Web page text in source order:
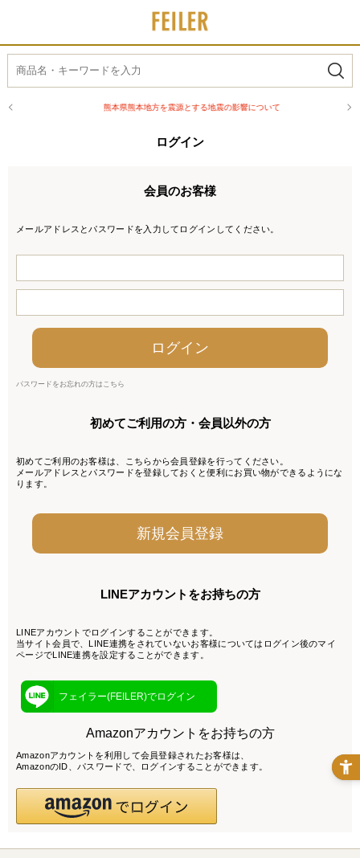
熊本県熊本地方を震源とする地震の影響について
ログイン
会員のお客様
メールアドレスとパスワードを入力してログインしてください。
パスワードをお忘れの方はこちら
初めてご利用の方・会員以外の方
初めてご利用のお客様は、こちらから会員登録を行ってください。
メールアドレスとパスワードを登録しておくと便利にお買い物ができるようにな
ります。
LINEアカウントをお持ちの方
LINEアカウントでログインすることができます。
当サイト会員で、LINE連携をされていないお客様についてはログイン後のマイ
ページでLINE連携を設定することができます。
フェイラー(FEILER)でログイン
Amazonアカウントをお持ちの方
Amazonアカウントを利用して会員登録されたお客様は、
AmazonのID、パスワードで、ログインすることができます。